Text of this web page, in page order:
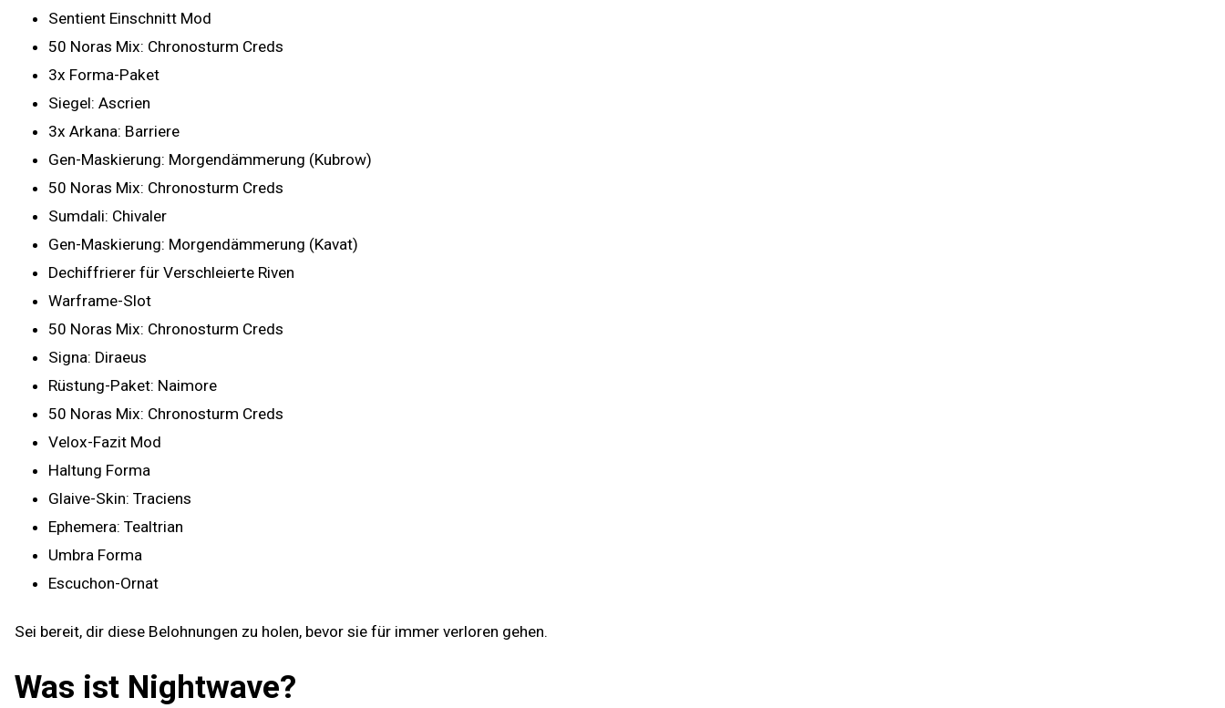
Sentient Einschnitt Mod
50 Noras Mix: Chronosturm Creds
3x Forma-Paket
Siegel: Ascrien
3x Arkana: Barriere
Gen-Maskierung: Morgendämmerung (Kubrow)
50 Noras Mix: Chronosturm Creds
Sumdali: Chivaler
Gen-Maskierung: Morgendämmerung (Kavat)
Dechiffrierer für Verschleierte Riven
Warframe-Slot
50 Noras Mix: Chronosturm Creds
Signa: Diraeus
Rüstung-Paket: Naimore
50 Noras Mix: Chronosturm Creds
Velox-Fazit Mod
Haltung Forma
Glaive-Skin: Traciens
Ephemera: Tealtrian
Umbra Forma
Escuchon-Ornat
Sei bereit, dir diese Belohnungen zu holen, bevor sie für immer verloren gehen.
Was ist Nightwave?